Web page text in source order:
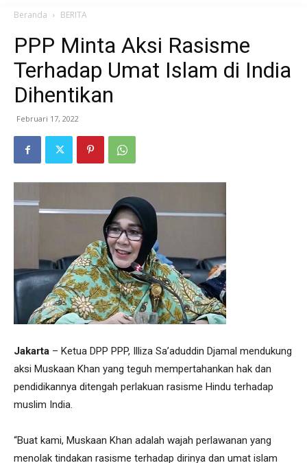
Beranda BERITA
PPP Minta Aksi Rasisme
Terhadap Umat Islam di India
Dihentikan
Februari 17, 2022
Jakarta – Ketua DPP PPP, Illiza Sa’aduddin Djamal mendukung
aksi Muskaan Khan yang teguh mempertahankan hak dan
pendidikannya ditengah perlakuan rasisme Hindu terhadap
muslim India.
“Buat kami, Muskaan Khan adalah wajah perlawanan yang
menolak tindakan rasisme terhadap dirinya dan umat islam